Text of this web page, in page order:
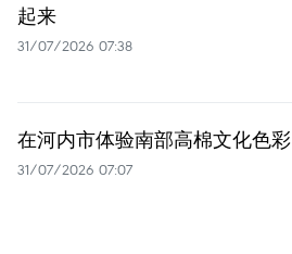
起来
31/07/2026 07:38
在河内市体验南部高棉文化色彩
31/07/2026 07:07